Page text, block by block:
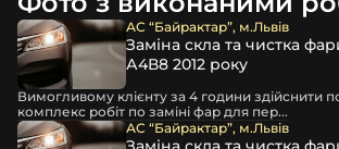
час перевезення та цілком прибирає
пошкодження товару внаслідок
час транспортування поштою.
Детальніше про доставку…
Комплектація товару виробника та
АС “Байрактар”, м.Львів
Заміна скла та чистка
А4В8 2012 року
Вимогливому клієнту за 4 години здійснити
комплекс робіт по заміні фар для пер...
АС “Байрактар”, м.Львів